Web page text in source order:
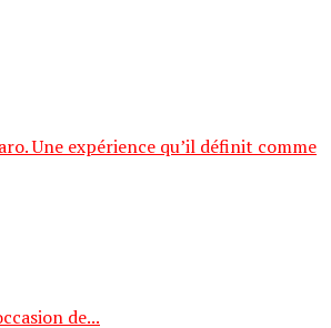
Une expérience qu’il définit comme
de...